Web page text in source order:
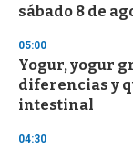
sábado 8 de
05:00
Yogur, yogur
diferencias y
intestinal
04:30